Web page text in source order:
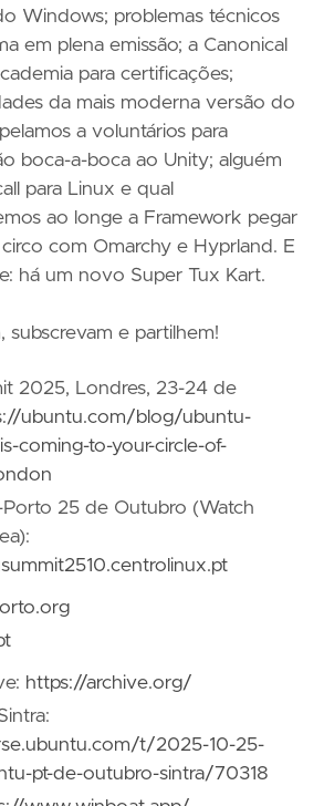
Windows; problemas técnicos
em plena emissão; a Canonical
para certificações;
da mais moderna versão do
a voluntários para
boca-a-boca ao Unity; alguém
para Linux e qual
ao longe a Framework pegar
com Omarchy e Hyprland. E
há um novo Super Tux Kart.
subscrevam e partilhem!
2025, Londres, 23-24 de
ubuntu.com/blog/ubuntu-
coming-to-your-circle-of-
Porto 25 de Outubro (Watch
https://archive.org/
t/2025-10-25-
pt-de-outubro-sintra/70318